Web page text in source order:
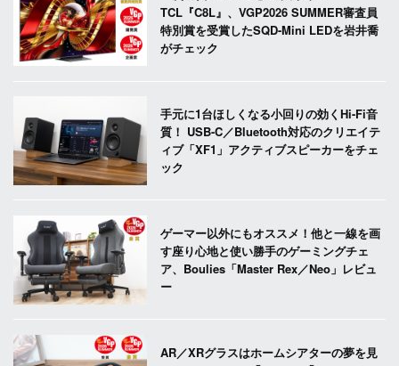
TCL『C8L』、VGP2026 SUMMER審査員
特別賞を受賞したSQD-Mini LEDを岩井喬
がチェック
手元に1台ほしくなる小回りの効くHi-Fi音
質！ USB-C／Bluetooth対応のクリエイテ
ィブ「XF1」アクティブスピーカーをチェ
ック
ゲーマー以外にもオススメ！他と一線を画
す座り心地と使い勝手のゲーミングチェ
ア、Boulies「Master Rex／Neo」レビュ
ー
AR／XRグラスはホームシアターの夢を見